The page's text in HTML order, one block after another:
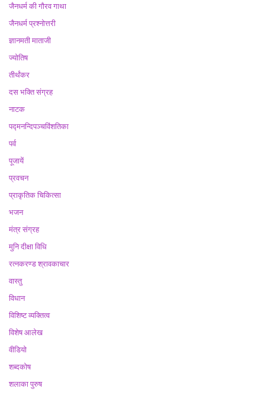
जैनधर्म की गौरव गाथा
जैनधर्म प्रश्नोत्तरी
ज्ञानमती माताजी
ज्योतिष
तीर्थंकर
दस भक्ति संग्रह
नाटक
पद्मनन्दिपञ्चविंशतिका
पर्व
पूजायें
प्रवचन
प्राकृतिक चिकित्सा
भजन
मंत्र संग्रह
मुनि दीक्षा विधि
रत्नकरण्ड श्रावकाचार
वास्तु
विधान
विशिष्ट व्यक्तित्व
विशेष आलेख
वीडियो
शब्दकोष
शलाका पुरुष